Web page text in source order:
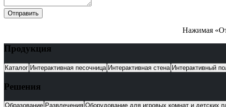
Отправить
Нажимая
Продукция
Каталог Интерактивная песочница Интерактивная стена Интерактивный
Решения
Образование Развлечения Оборудование для игровых комнат и детских